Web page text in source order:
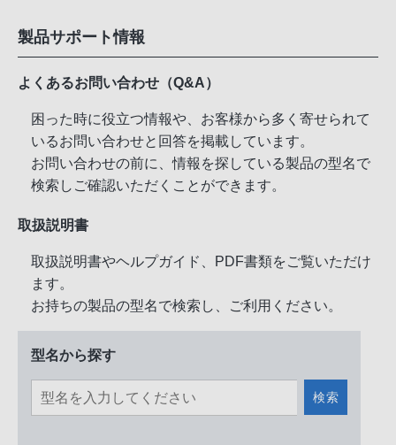
製品サポート情報
よくあるお問い合わせ（Q&A）
困った時に役立つ情報や、お客様から多く寄せられて
いるお問い合わせと回答を掲載しています。
お問い合わせの前に、情報を探している製品の型名で
検索しご確認いただくことができます。
取扱説明書
取扱説明書やヘルプガイド、PDF書類をご覧いただけ
ます。
お持ちの製品の型名で検索し、ご利用ください。
型名から探す
検索